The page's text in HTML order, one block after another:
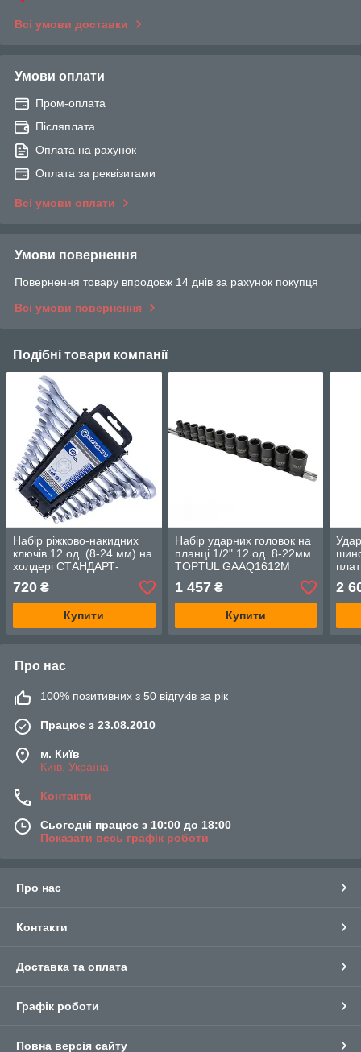
Всі умови доставки
Умови оплати
Пром-оплата
Післяплата
Оплата на рахунок
Оплата за реквізитами
Всі умови оплати
Умови повернення
Повернення товару впродовж 14 днів за рахунок покупця
Всі умови повернення
Подібні товари компанії
Набір ріжково-накидних
ключів 12 од. (8-24 мм) на
холдері СТАНДАРТ-
NKK12STA
720 ₴
Купити
Набір ударних головок на
планці 1/2" 12 од. 8-22мм
TOPTUL GAAQ1612M
1 457₴
Купити
2
Про нас
100% позитивних з 50 відгуків за рік
Працює з 23.08.2010
м. Київ
Київ, Україна
Контакти
Сьогодні працює з 10:00 до 18:00
Показати весь графік роботи
Про нас
Контакти
Доставка та оплата
Графік роботи
Повна версія сайту